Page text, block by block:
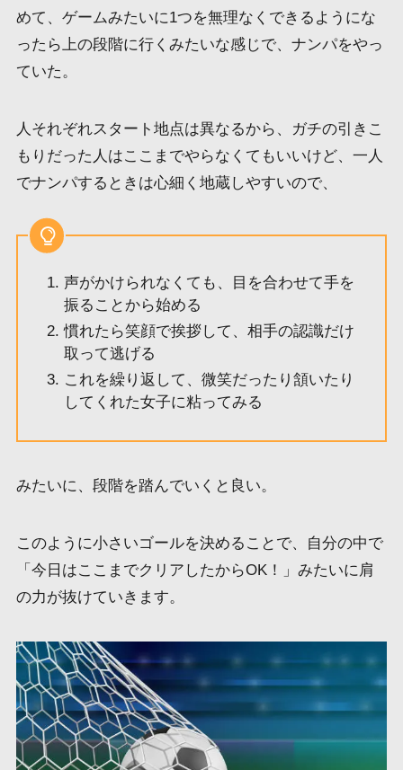
めて、ゲームみたいに1つを無理なくできるようにな
ったら上の段階に行くみたいな感じで、ナンパをやっ
ていた。
人それぞれスタート地点は異なるから、ガチの引きこ
もりだった人はここまでやらなくてもいいけど、一人
でナンパするときは心細く地蔵しやすいので、
声がかけられなくても、目を合わせて手を
振ることから始める
慣れたら笑顔で挨拶して、相手の認識だけ
取って逃げる
これを繰り返して、微笑だったり頷いたり
してくれた女子に粘ってみる
みたいに、段階を踏んでいくと良い。
このように小さいゴールを決めることで、自分の中で
「今日はここまでクリアしたからOK！」みたいに肩
の力が抜けていきます。